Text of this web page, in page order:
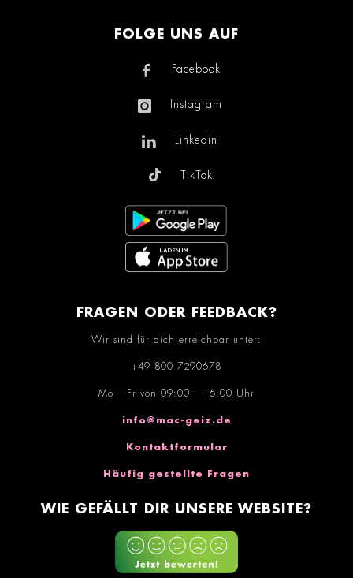
FOLGE UNS AUF
Facebook
Instagram
Linkedin
TikTok
FRAGEN ODER FEEDBACK?
Wir sind für dich erreichbar unter:
+49 800 7290678
Mo – Fr von 09:00 – 16:00 Uhr
info@mac-geiz.de
Kontaktformular
Häufig gestellte Fragen
WIE GEFÄLLT DIR UNSERE WEBSITE?